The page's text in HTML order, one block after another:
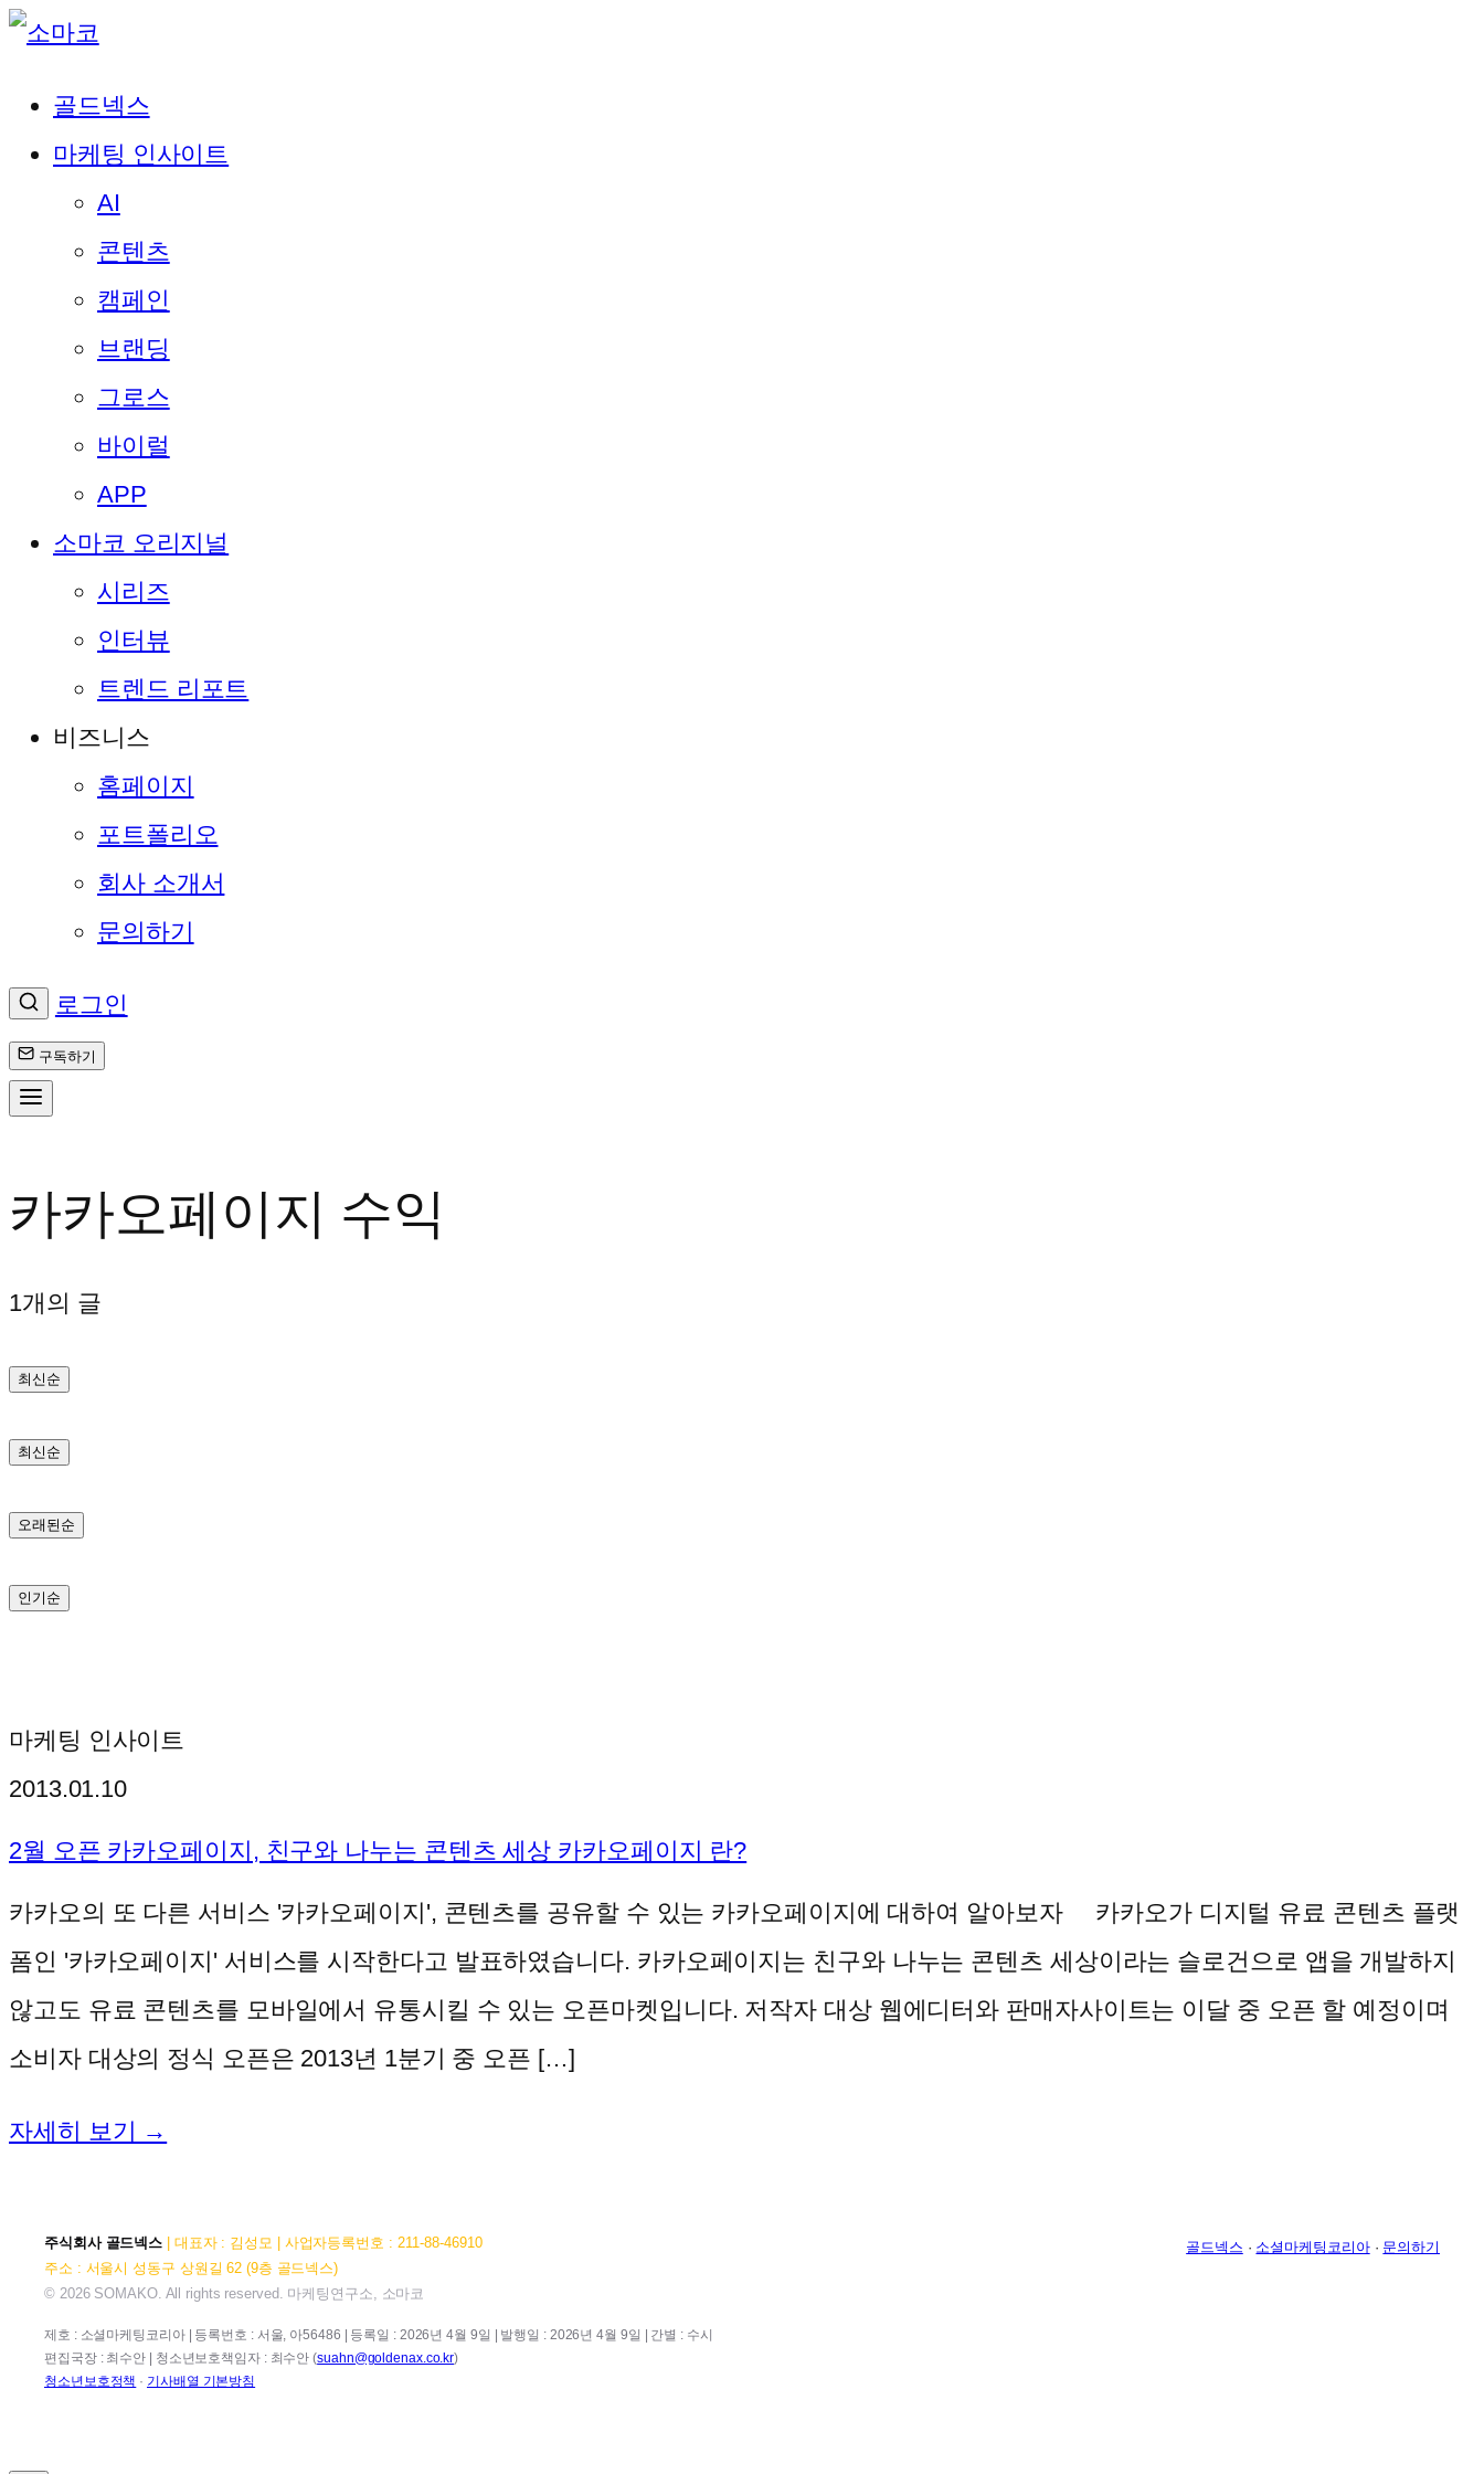
골드넥스
마케팅 인사이트
AI
콘텐츠
캠페인
브랜딩
그로스
바이럴
APP
소마코 오리지널
시리즈
인터뷰
트렌드 리포트
비즈니스
홈페이지
포트폴리오
회사 소개서
문의하기
로그인
구독하기
텐
로
로
가
카카오페이지 수익
1개의 글
최신순
최신순
오래된순
인기순
마케팅 인사이트
2013.01.10
2월 오픈 카카오페이지, 친구와 나누는 콘텐츠 세상 카카오페이지 란?
카카오의 또 다른 서비스 '카카오페이지', 콘텐츠를 공유할 수 있는 카카오페이지에 대하여 알아보자 카카오가 디지털 유료 콘텐츠 플랫
폼인 '카카오페이지' 서비스를 시작한다고 발표하였습니다. 카카오페이지는 친구와 나누는 콘텐츠 세상이라는 슬로건으로 앱을 개발하지
않고도 유료 콘텐츠를 모바일에서 유통시킬 수 있는 오픈마켓입니다. 저작자 대상 웹에디터와 판매자사이트는 이달 중 오픈 할 예정이며
소비자 대상의 정식 오픈은 2013년 1분기 중 오픈 […]
자세히 보기 →
주식회사 골드넥스 | 대표자 : 김성모 | 사업자등록번호 : 211-88-46910
주소 : 서울시 성동구 상원길 62 (9층 골드넥스)
© 2026 SOMAKO. All rights reserved. 마케팅연구소, 소마코
제호 : 소셜마케팅코리아 | 등록번호 : 서울, 아56486 | 등록일 : 2026년 4월 9일 | 발행일 : 2026년 4월 9일 | 간별 : 수시
편집국장 : 최수안 | 청소년보호책임자 : 최수안 (suahn@goldenax.co.kr)
청소년보호정책 · 기사배열 기본방침
골드넥스 · 소셜마케팅코리아· 문의하기